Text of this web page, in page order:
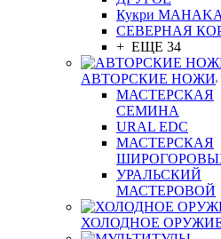
Кукри
СЕВЕРНАЯ
+ ЕЩЕ 34
АВТОРСКИЕ НОЖИ
МАСТЕРСКАЯ
СЕМИНА
URAL EDC
МАСТЕРСКАЯ
УРАЛЬСКИЙ
МАСТЕРОВОЙ
ХОЛОДНОЕ